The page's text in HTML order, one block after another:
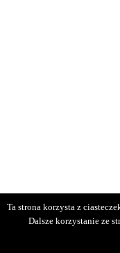
Ta strona korzysta z
Dalsze korzystanie ze